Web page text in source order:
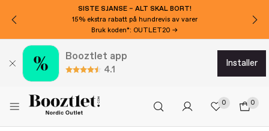
SISTE SJANSE – ALT SKAL BORT!
15% ekstra rabatt på hundrevis av varer
Bruk koden*: OUTLET20 →
Booztlet app
4.1
installer
0 0